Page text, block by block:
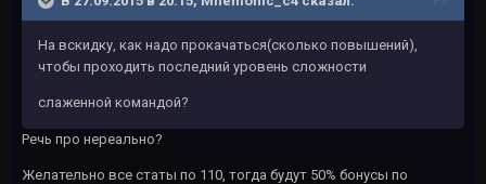
На вскидку, как надо прокачаться(сколько повышений),
чтобы проходить последний уровень сложности
слаженной командой?
Речь про нереально?
Желательно все статы по 110, тогда будут 50% бонусы по